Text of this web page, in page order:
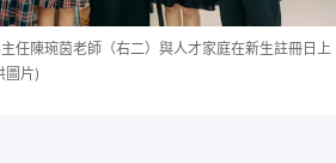
任陳琬茵老師（右二）與人才家庭在新生註冊日上
圖片)